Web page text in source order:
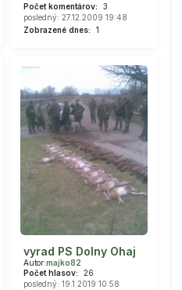
Počet komentárov:
3
posledný: 27.12.2009 19:48
Zobrazené dnes:
1
vyrad PS Dolny Ohaj
Autor:majko82
Počet hlasov:
26
posledný: 19.1.2019 10:58